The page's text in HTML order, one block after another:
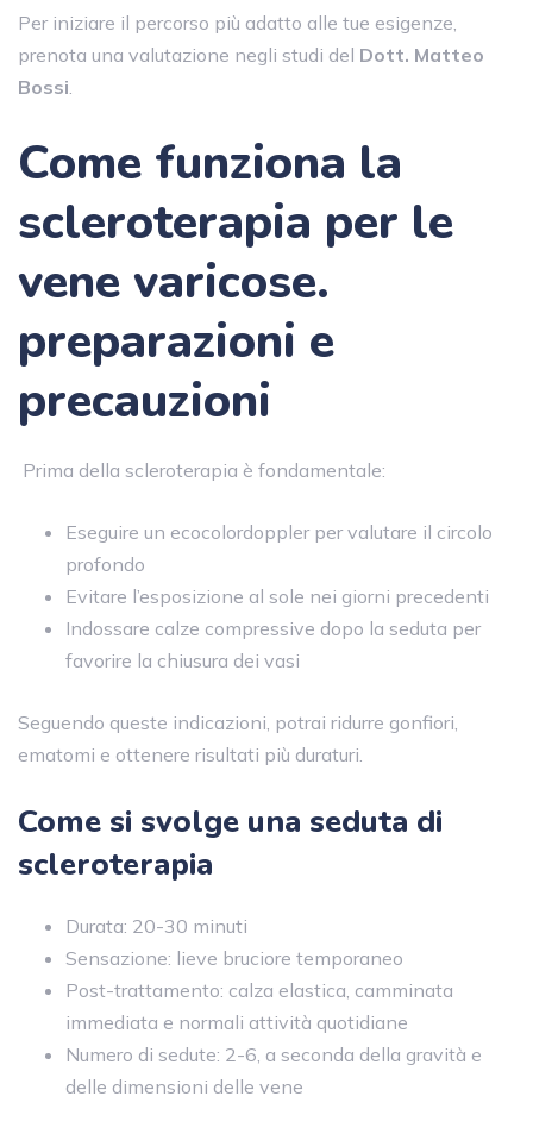
Per iniziare il percorso più adatto alle tue esigenze,
prenota una valutazione negli studi del Dott. Matteo
Bossi
Come funziona la
scleroterapia per le
vene varicose.
preparazioni e
precauzioni
Prima della scleroterapia è fondamentale:
Eseguire un ecocolordoppler per valutare il circolo
profondo
Evitare l’esposizione al sole nei giorni precedenti
Indossare calze compressive dopo la seduta per
favorire la chiusura dei vasi
Seguendo queste indicazioni, potrai ridurre gonfiori,
ematomi e ottenere risultati più duraturi.
Come si svolge una seduta di
scleroterapia
Durata: 20-30 minuti
Sensazione: lieve bruciore temporaneo
Post-trattamento: calza elastica, camminata
immediata e normali attività quotidiane
Numero di sedute: 2-6, a seconda della gravità e
delle dimensioni delle vene